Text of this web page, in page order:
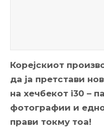
Корејскиот
да ја претстави
на хечбекот i30 –
фотографии и
прави токму тоа!